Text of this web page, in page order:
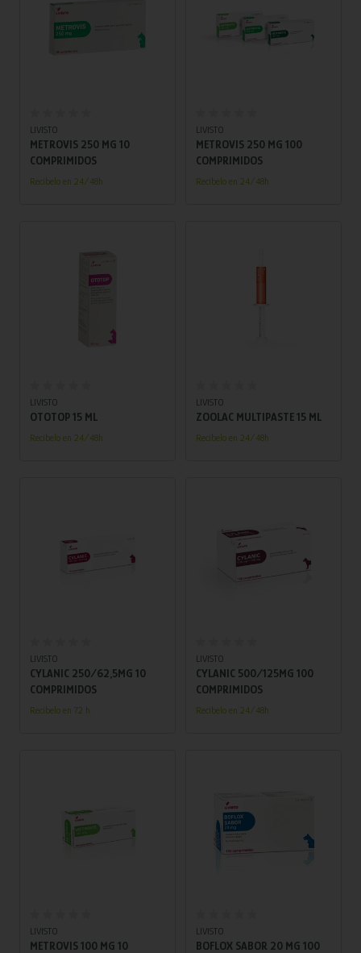
LIVISTO
METROVIS 250 MG 10
COMPRIMIDOS
Recíbelo en 24/48h
LIVISTO
METROVIS 250 MG 100
COMPRIMIDOS
Recíbelo en 24/48h
LIVISTO
OTOTOP 15 ML
Recíbelo en 24/48h
LIVISTO
ZOOLAC MULTIPASTE 15 ML
Recíbelo en 24/48h
LIVISTO
CYLANIC 250/62,5MG 10
COMPRIMIDOS
Recíbelo en 72 h.
LIVISTO
CYLANIC 500/125MG 100
COMPRIMIDOS
Recíbelo en 24/48h
LIVISTO
METROVIS 100 MG 10
LIVISTO
BOFLOX SABOR 20 MG 100